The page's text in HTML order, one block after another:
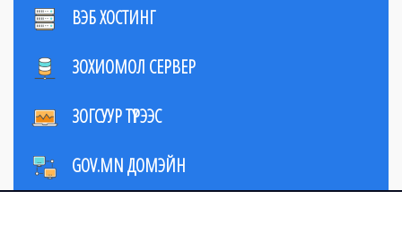
ВЭБ ХОСТИНГ
ЗОХИОМОЛ СЕРВЕР
ЗОГСУУР ТҮРЭЭС
GOV.MN ДОМЭЙН